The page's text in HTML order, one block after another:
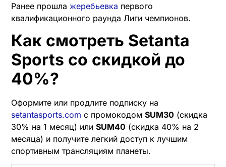
Ранее прошла жеребьевка первого
квалификационного раунда Лиги чемпионов.
Как смотреть Setanta
Sports со скидкой до
40%?
Оформите или продлите подписку на
setantasports.com с промокодом SUM30 (скидка
30% на 1 месяц) или SUM40 (скидка 40% на 2
месяца) и получите легкий доступ к лучшим
спортивным трансляциям планеты.